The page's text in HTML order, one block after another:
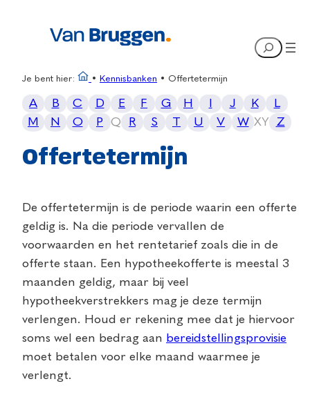
Search
Je bent hier: • Kennisbanken • Offertetermijn
A B C D E F G H J K
L
M
N O P Q R S T U V W XY Z
Offertetermijn
De offertetermijn is de periode waarin een offerte
geldig is. Na die periode vervallen de
voorwaarden en het rentetarief zoals die in de
offerte staan. Een hypotheekofferte is meestal 3
maanden geldig, maar bij veel
hypotheekverstrekkers mag je deze termijn
verlengen. Houd er rekening mee dat je hiervoor
soms wel een bedrag aan bereidstellingsprovisie
moet betalen voor elke maand waarmee je
verlengt.